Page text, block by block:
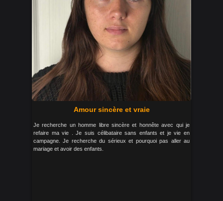
Amour sincère et vraie
Je recherche un homme libre sincère et honnête avec qui je
refaire ma vie . Je suis célibataire sans enfants et je vie en
campagne. Je recherche du sérieux et pourquoi pas aller au
mariage et avoir des enfants.